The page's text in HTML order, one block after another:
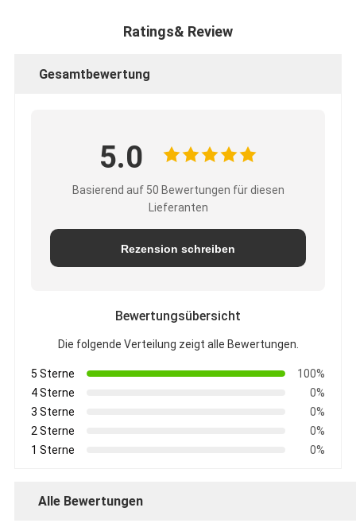
Ratings& Review
Gesamtbewertung
5.0
Basierend auf 50 Bewertungen für diesen
Lieferanten
Rezension schreiben
Bewertungsübersicht
Die folgende Verteilung zeigt alle Bewertungen.
5 Sterne
100%
4 Sterne
0%
3 Sterne
0%
2 Sterne
0%
1 Sterne
0%
Alle Bewertungen